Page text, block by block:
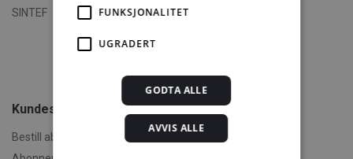
SINTEF
Humorforvaltning
Kundeservice
Bestill abonnement
FUNKSJONALITET
UGRADERT
GODTA ALLE
AVVIS ALLE